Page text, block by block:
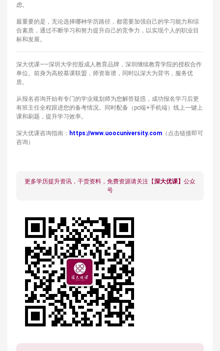
虑。
最重要的是，无论选择哪种学历路径，都需要加强自己的学习能力和综
合素质，通过不断学习和努力提升自己的竞争力，以实现个人的职业目
标和发展。
深大优课——深圳大学控股成人教育品牌，深圳继续教育学院的授权合作
单位。前身为高校慕课联盟，师资靠谱，同时以深大为背书，服务优
质。
从报名咨询开始有专门的学业规划师为您解答疑惑，成功报名学习后更
有班主任全程跟进您的备考情况。同时配备（pc端+手机端）线上一键上
课和刷题，提升学习效率。
深大优课咨询指南： https://www.uoocuniversity.com （点击链接即可
咨询）
更多学历提升资讯，干货资料，免费资源请关注【深大优课】 公众
号